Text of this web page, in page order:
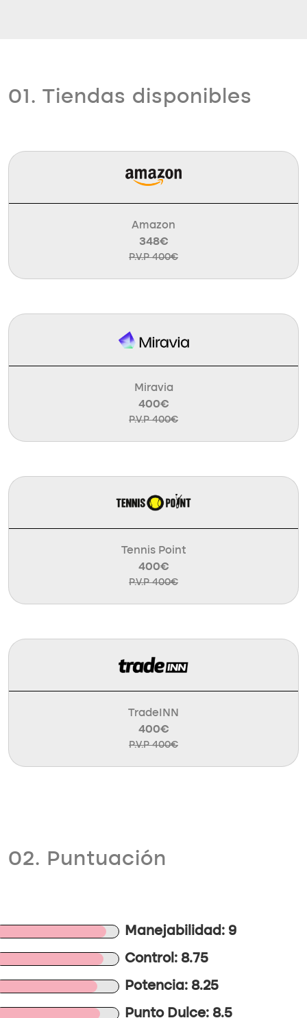
01. Tiendas disponibles
Amazon
348€
P.V.P 400€
Miravia
400€
P.V.P 400€
Tennis Point
400€
P.V.P 400€
TradeINN
400€
P.V.P 400€
02. Puntuación
Manejabilidad: 9
Control: 8.75
Potencia: 8.25
Punto Dulce: 8.5